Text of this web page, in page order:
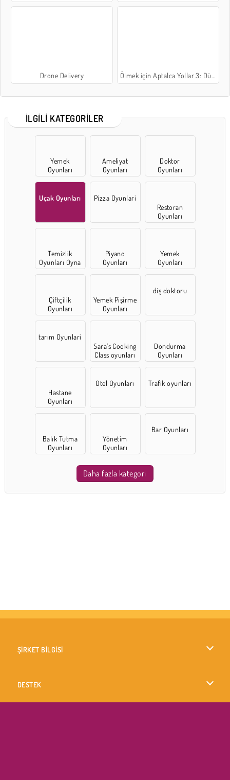
Drone Delivery Ölmek için Aptalca Yollar 3: Dünya Turu
İLGILI KATEGORILER
Yemek
Oyunları
Ameliyat
Oyunları
Doktor
Oyunları
Uçak Oyunları
Pizza Oyunlari
Restoran
Oyunları
Temizlik
Oyunları Oyna
Piyano
Oyunları
Yemek
Oyunları
Çiftçilik
Oyunları
Yemek Pişirme
Oyunları
diş doktoru
tarım Oyunlari
Sara’s Cooking
Class oyunları
Dondurma
Oyunları
Hastane
Oyunları
Otel Oyunları Trafik oyunları
Balık Tutma
Oyunları
Yönetim
Oyunları
Bar Oyunları
Daha fazla kategori
ŞİRKET BİLGİSİ
DESTEK